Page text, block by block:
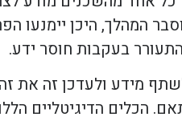
המהלך, היכן יימנעו
בעקבות חוסר ידע.
מידע ולעדכן זה את
הכלים הדיגיטליים